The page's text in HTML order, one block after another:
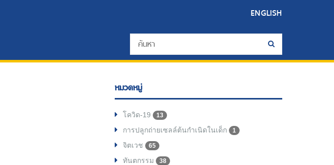
ENGLISH
หมวดหมู่
โควิด-19 13
การปลูกถ่ายเซลล์ต้นกำเนิดในเด็ก 1
จิตเวช 65
ทันตกรรม 38